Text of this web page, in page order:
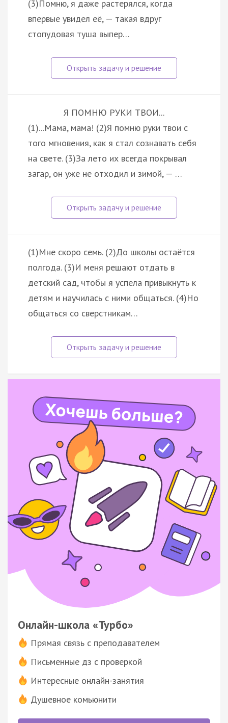
(3)Помню, я даже растерялся, когда
впервые увидел её, — такая вдруг
стопудовая туша выпер…
Я ПОМНЮ РУКИ ТВОИ...
(1)...Мама, мама! (2)Я помню руки твои с
того мгновения, как я стал сознавать себя
на свете. (3)За лето их всегда покрывал
загар, он уже не отходил и зимой, — …
(1)Мне скоро семь. (2)До школы остаётся
полгода. (3)И меня решают отдать в
детский сад, чтобы я успела привыкнуть к
детям и научилась с ними общаться. (4)Но
общаться со сверстникам…
Онлайн-школа «Турбо»
Прямая связь с преподавателем
Письменные дз с проверкой
Интересные онлайн-занятия
Душевное комьюнити